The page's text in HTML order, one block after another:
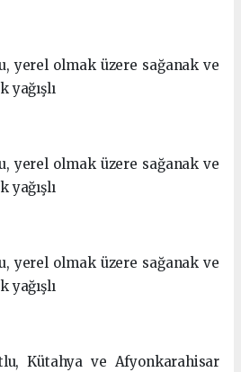
yerel olmak üzere sağanak ve
yağışlı
yerel olmak üzere sağanak ve
yağışlı
yerel olmak üzere sağanak ve
yağışlı
Kütahya ve Afyonkarahisar